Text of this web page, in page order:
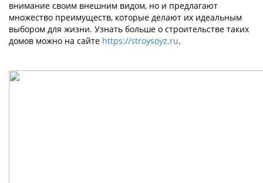
внимание своим внешним видом, но и предлагают
множество преимуществ, которые делают их идеальным
выбором для жизни. Узнать больше о строительстве таких
домов можно на сайте https://stroysoyz.ru.